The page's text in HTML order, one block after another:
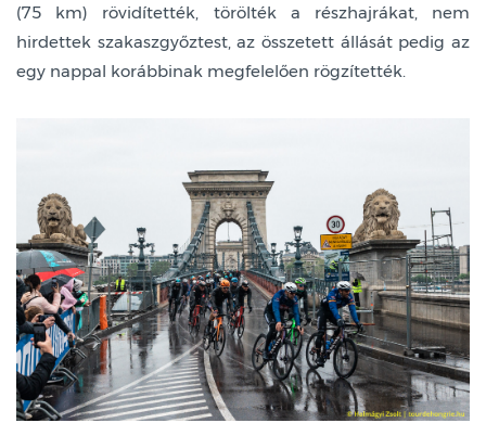
(75 km) rövidítették, törölték a részhajrákat, nem
hirdettek szakaszgyőztest, az összetett állását pedig az
egy nappal korábbinak megfelelően rögzítették.